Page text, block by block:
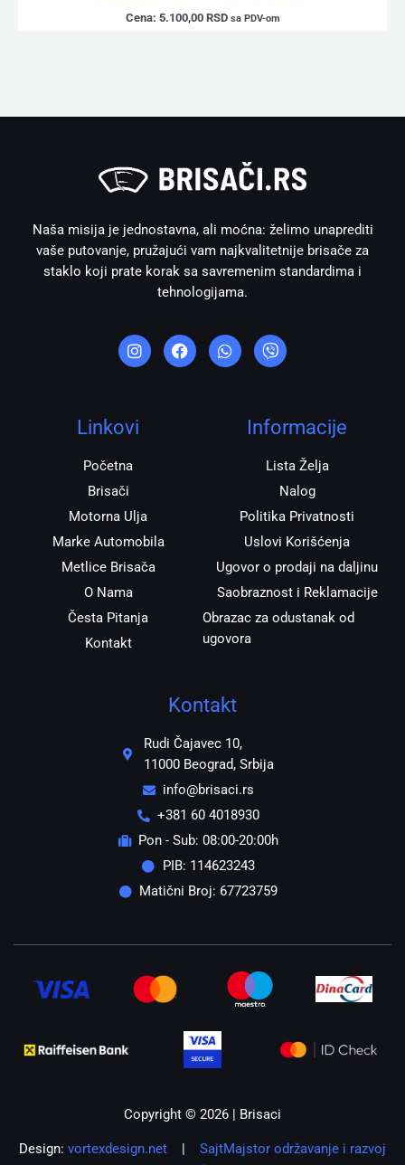
Cena: 5.100,00 RSD sa PDV-om
Naša misija je jednostavna, ali moćna: želimo unaprediti
vaše putovanje, pružajući vam najkvalitetnije brisače za
staklo koji prate korak sa savremenim standardima i
tehnologijama.
n
s
t
r
a
a
c
e
h
a
t
i
b
e
Linkovi
Početna
Brisači
Motorna Ulja
Marke Automobila
Metlice Brisača
O Nama
Česta Pitanja
Kontakt
Informacije
Lista Želja
Nalog
Politika Privatnosti
Uslovi Korišćenja
Ugovor o prodaji na daljinu
Saobraznost i Reklamacije
Obrazac za odustanak od
ugovora
Kontakt
Rudi Čajavec 10,
11000 Beograd, Srbija
info@brisaci.rs
+381 60 4018930
Pon - Sub: 08:00-20:00h
PIB: 114623243
Matični Broj: 67723759
Copyright © 2026 | Brisaci
Design: vortexdesign.net
SajtMajstor održavanje i razvoj